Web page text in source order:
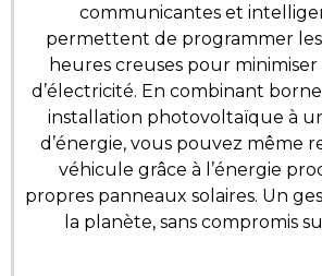
communicantes et
permettent de programmer
heures creuses pour
d’électricité. En combinant
installation photovoltaïque à
d’énergie, vous pouvez même
véhicule grâce à l’énergie
propres panneaux solaires. Un
la planète, sans compromis